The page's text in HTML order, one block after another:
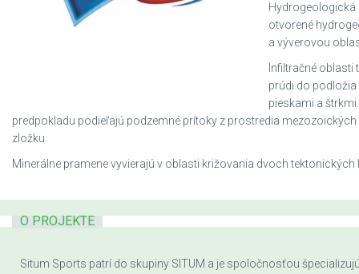
Hydrogeologická
otvorené
a výverovou
Infiltračné
prúdi do
pieskami a
predpokladu podieľajú podzemné prítoky z prostredia
zložku.
Minerálne pramene vyvierajú v oblasti križovania dvoch tektonických
O PROJEKTE
Situm Sports patrí do skupiny SITUM a je spoločnosťou